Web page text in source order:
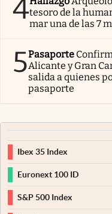
4tesoro de la
mar una de las 7
5Pasaporte
Alicante y Gran
salida a quienes
pasaporte
Ibex 35 Index
Euronext 100 ID
S&P 500 Index